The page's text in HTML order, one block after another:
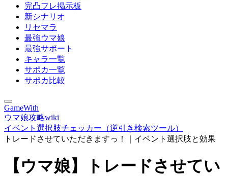
完凸フレ掲示板
新シナリオ
リセマラ
最強ウマ娘
最強サポート
キャラ一覧
サポカ一覧
サポカ比較
GameWith
ウマ娘攻略wiki
イベント選択肢チェッカー（逆引き検索ツール）
トレードさせていただきますっ！｜イベント選択肢と効果
【ウマ娘】トレードさせてい